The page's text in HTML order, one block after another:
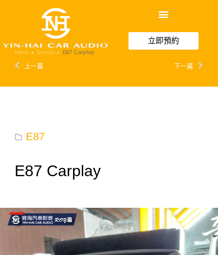
立即預約
You are here:
Home Service E87 Carplay
上一篇 下一篇
E87
E87 Carplay